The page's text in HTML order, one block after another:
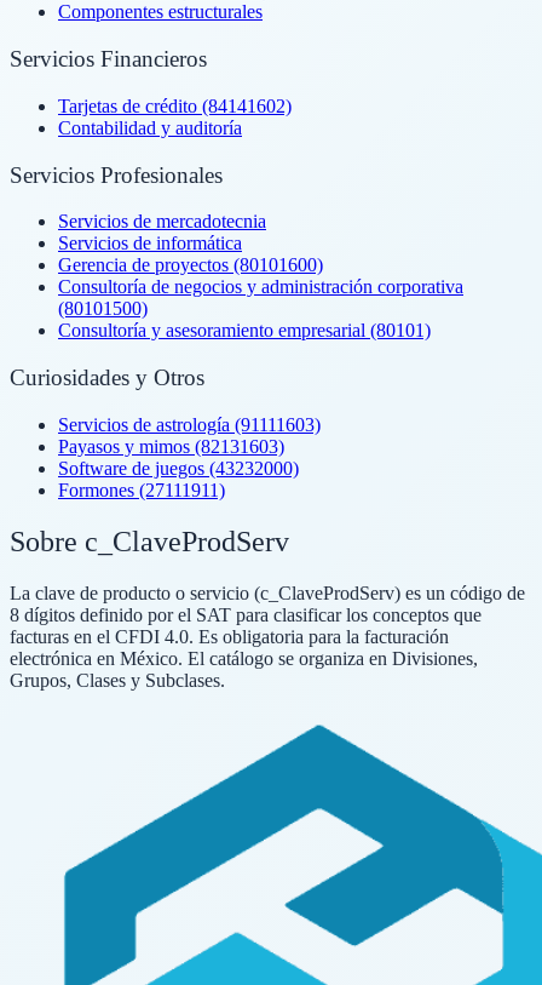
Componentes estructurales
Servicios Financieros
Tarjetas de crédito (84141602)
Contabilidad y auditoría
Servicios Profesionales
Servicios de mercadotecnia
Servicios de informática
Gerencia de proyectos (80101600)
Consultoría de negocios y administración corporativa
(80101500)
Consultoría y asesoramiento empresarial (80101)
Curiosidades y Otros
Servicios de astrología (91111603)
Payasos y mimos (82131603)
Software de juegos (43232000)
Formones (27111911)
Sobre c_ClaveProdServ
La clave de producto o servicio (c_ClaveProdServ) es un código de
8 dígitos definido por el SAT para clasificar los conceptos que
facturas en el CFDI 4.0. Es obligatoria para la facturación
electrónica en México. El catálogo se organiza en Divisiones,
Grupos, Clases y Subclases.